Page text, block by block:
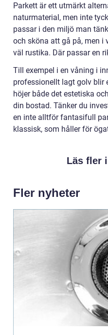
Parkett är ett utmärkt
naturmaterial, men inte
passar i den miljö man
och sköna att gå på, men i
väl rustika. Där passar en
Till exempel i en våning i
professionellt lagt golv blir
höjer både det estetiska
din bostad. Tänker du
en inte alltför fantasifull
klassisk, som håller för
Läs fler
Fler nyheter